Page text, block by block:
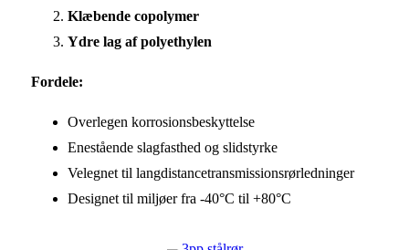
Klæbende copolymer
Ydre lag af polyethylen
Fordele:
Overlegen korrosionsbeskyttelse
Enestående slagfasthed og slidstyrke
Velegnet til langdistancetransmissionsrørledninger
Designet til miljøer fra -40°C til +80°C